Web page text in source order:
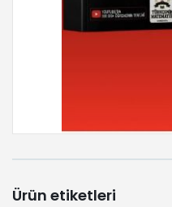
Ürün etiketleri